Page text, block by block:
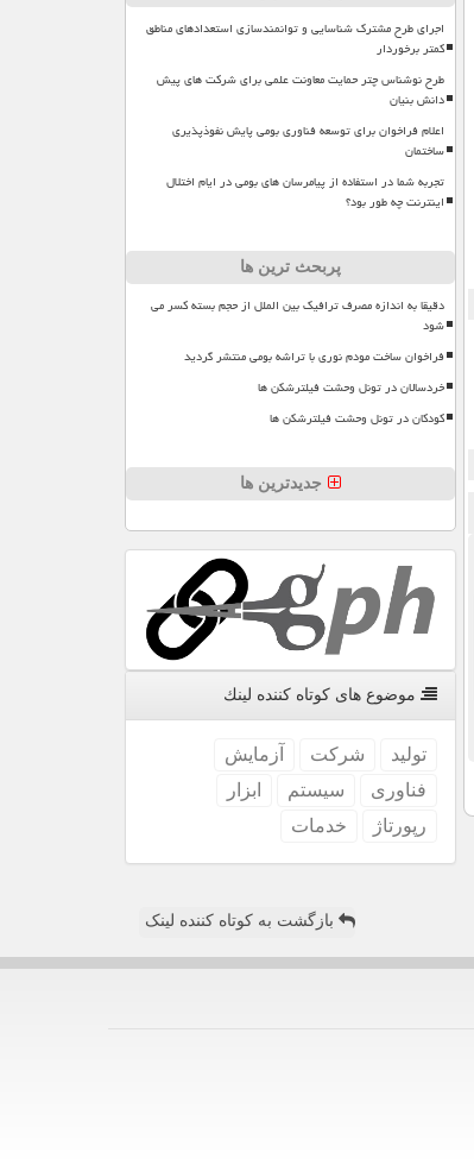
اجرای طرح مشترک شناسایی و توانمندسازی استعدادهای مناطق
کمتر برخوردار
طرح نوشناس چتر حمایت معاونت علمی برای شرکت های پیش
دانش بنیان
اعلام فراخوان برای توسعه فناوری بومی پایش نفوذپذیری
ساختمان
تجربه شما در استفاده از پیامرسان های بومی در ایام اختلال
اینترنت چه طور بود؟
پربحث ترین ها
دقیقا به اندازه مصرف ترافیک بین الملل از حجم بسته کسر می
شود
فراخوان ساخت مودم نوری با تراشه بومی منتشر گردید
خردسالان در تونل وحشت فیلترشکن ها
کودکان در تونل وحشت فیلترشکن ها
جدیدترین ها
موضوع های كوتاه كننده لینك
تولید شركت
آزمایش
فناوری
سیستم
ابزار
رپورتاژ
خدمات
بازگشت به کوتاه کننده لینک